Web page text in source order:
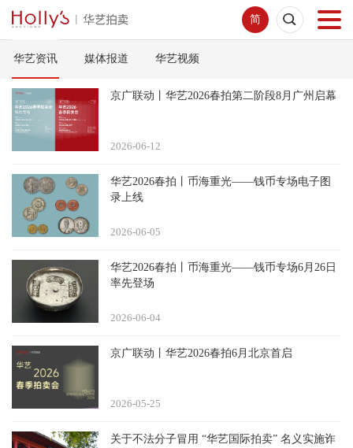
简
首页
拍卖预展
线下拍卖
网络拍卖
新闻中心
华艺资讯 媒体报道 华艺视频
京广联动丨华艺2026春拍第二阶段8月广州启幕
12
2026-06
华艺2026春拍丨币海重光——钱币专场电子图
录上线
05
2026-06
华艺2026春拍丨币海重光——钱币专场6月26日
率先登场
04
2026-06
京广联动丨华艺2026春拍6月北京首启
25
2026-05
关于不法分子冒用 “华艺国际拍卖” 名义实施诈